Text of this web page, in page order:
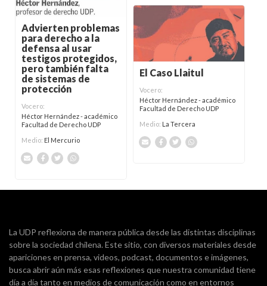
Advierten problemas
para derecho a la
defensa al usar
testigos protegidos,
pero también falta
de sistemas de
protección
Vocero:
Héctor Hernández - académico
Facultad de Derecho UDP
Medio: El Mercurio
El Caso Llaitul
Vocero:
Héctor Hernández - académico
Facultad de Derecho UDP
Medio: La Tercera
La UDP reflexiona de manera pública desde las distintas disciplinas
sobre la sociedad chilena. Este sitio, con diversos materiales desde
apariciones en prensa, videos, podcast, documentos e imágenes,
busca abrir aún más esas reflexiones que nuestra comunidad tiene
día a día tanto en medios de comunicación como en entornos